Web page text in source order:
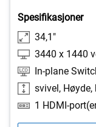
Spesifikasjoner
34,1"
3440 x 1440
In-plane
svivel, Høyde,